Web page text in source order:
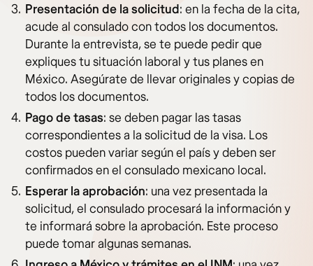
Presentación de la solicitud: en la fecha de la cita,
acude al consulado con todos los documentos.
Durante la entrevista, se te puede pedir que
expliques tu situación laboral y tus planes en
México. Asegúrate de llevar originales y copias de
todos los documentos.
Pago de tasas: se deben pagar las tasas
correspondientes a la solicitud de la visa. Los
costos pueden variar según el país y deben ser
confirmados en el consulado mexicano local.
Esperar la aprobación: una vez presentada la
solicitud, el consulado procesará la información y
te informará sobre la aprobación. Este proceso
puede tomar algunas semanas.